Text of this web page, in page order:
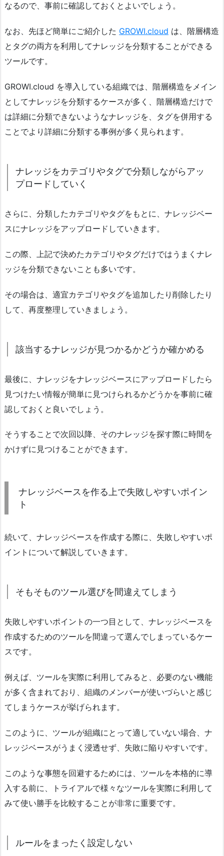
なるので、事前に確認しておくとよいでしょう。
なお、先ほど簡単にご紹介した GROWI.cloud は、階層構造
とタグの両方を利用してナレッジを分類することができる
ツールです。
GROWI.cloud を導入している組織では、階層構造をメイン
としてナレッジを分類するケースが多く、階層構造だけで
は詳細に分類できないようなナレッジを、タグを併用する
ことでより詳細に分類する事例が多く見られます。
ナレッジをカテゴリやタグで分類しながらアッ
プロードしていく
さらに、分類したカテゴリやタグをもとに、ナレッジベー
スにナレッジをアップロードしていきます。
この際、上記で決めたカテゴリやタグだけではうまくナレ
ッジを分類できないことも多いです。
その場合は、適宜カテゴリやタグを追加したり削除したり
して、再度整理していきましょう。
該当するナレッジが見つかるかどうか確かめる
最後に、ナレッジをナレッジベースにアップロードしたら
見つけたい情報が簡単に見つけられるかどうかを事前に確
認しておくと良いでしょう。
そうすることで次回以降、そのナレッジを探す際に時間を
かけずに見つけることができます。
ナレッジベースを作る上で失敗しやすいポイン
ト
続いて、ナレッジベースを作成する際に、失敗しやすいポ
イントについて解説していきます。
そもそものツール選びを間違えてしまう
失敗しやすいポイントの一つ目として、ナレッジベースを
作成するためのツールを間違って選んでしまっているケー
スです。
例えば、ツールを実際に利用してみると、必要のない機能
が多く含まれており、組織のメンバーが使いづらいと感じ
てしまうケースが挙げられます。
このように、ツールが組織にとって適していない場合、ナ
レッジベースがうまく浸透せず、失敗に陥りやすいです。
このような事態を回避するためには、ツールを本格的に導
入する前に、トライアルで様々なツールを実際に利用して
みて使い勝手を比較することが非常に重要です。
ルールをまったく設定しない